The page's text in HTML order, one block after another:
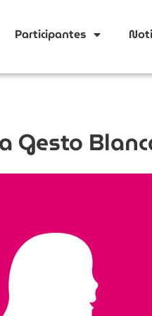
Participantes
Gesto